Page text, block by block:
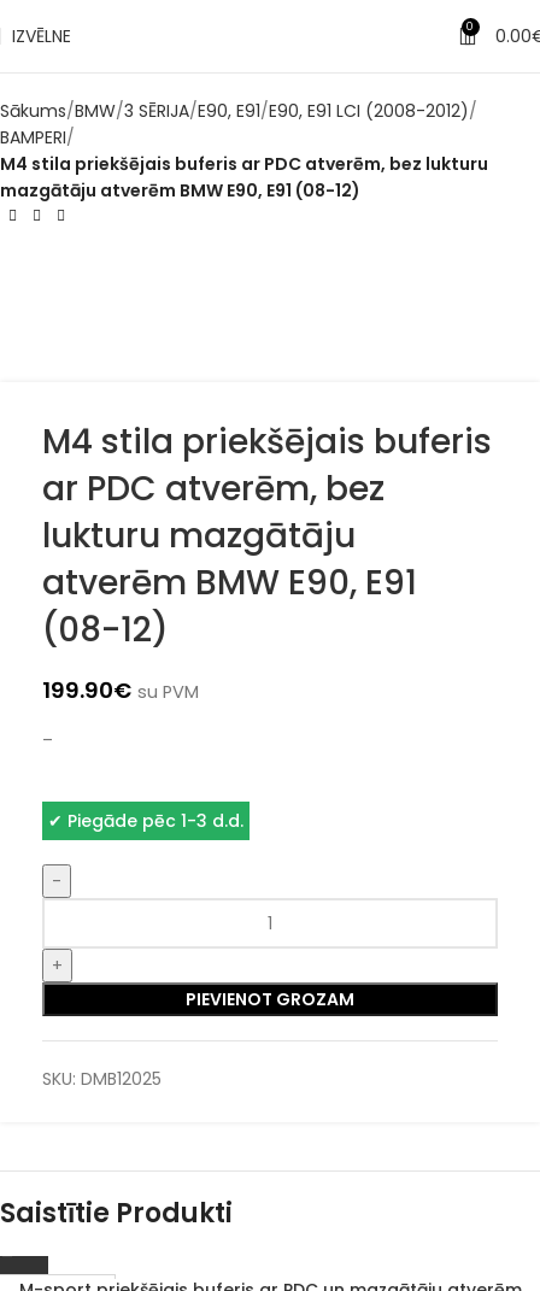
IZVĒLNE 0 0.00
Sākums BMW 3 SĒRIJA E90, E91 E90, E91 LCI (2008-2012)
BAMPERI
M4 stila priekšējais buferis ar PDC atverēm, bez lukturu
mazgātāju atverēm BMW E90, E91 (08-12)
M4 stila priekšējais buferis
ar PDC atverēm, bez
lukturu mazgātāju
atverēm BMW E90, E91
(08-12)
199.90€ su PVM
–
✔ Piegāde pēc 1-3 d.d.
PIEVIENOT GROZAM
SKU: DMB12025
Saistītie Produkti